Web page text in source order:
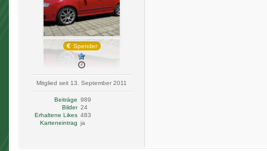
Spender
Mitglied seit 13. September 2011
Beiträge 989
Bilder 24
Erhaltene Likes 483
Karteneintrag ja